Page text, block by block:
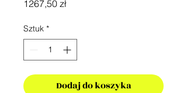
1267,50 złCena
Sztuk *
Dodaj do koszyka